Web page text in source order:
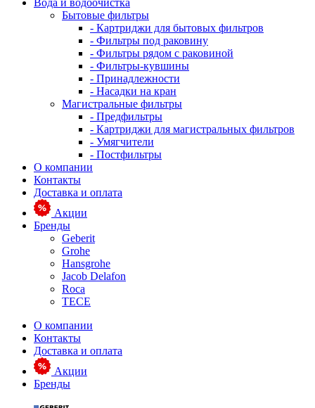
Вода и водоочистка
Бытовые фильтры
- Картриджи для бытовых фильтров
- Фильтры под раковину
- Фильтры рядом с раковиной
- Фильтры-кувшины
- Принадлежности
- Насадки на кран
Магистральные фильтры
- Предфильтры
- Картриджи для магистральных фильтров
- Умягчители
- Постфильтры
О компании
Контакты
Доставка и оплата
Акции
Бренды
Geberit
Grohe
Hansgrohe
Jacob Delafon
Roca
TECE
О компании
Контакты
Доставка и оплата
Акции
Бренды